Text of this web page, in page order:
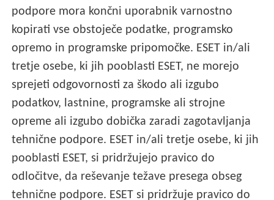
podpore mora končni uporabnik varnostno
kopirati vse obstoječe podatke, programsko
opremo in programske pripomočke. ESET in/ali
tretje osebe, ki jih pooblasti ESET, ne morejo
sprejeti odgovornosti za škodo ali izgubo
podatkov, lastnine, programske ali strojne
opreme ali izgubo dobička zaradi zagotavljanja
tehnične podpore. ESET in/ali tretje osebe, ki jih
pooblasti ESET, si pridržujejo pravico do
odločitve, da reševanje težave presega obseg
tehnične podpore. ESET si pridržuje pravico do